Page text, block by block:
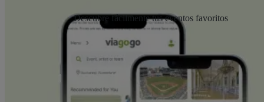
Descubre fácilmente tus eventos favoritos